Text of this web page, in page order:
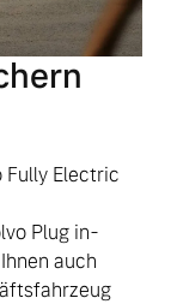
Fully Electric
Plug in-
auch